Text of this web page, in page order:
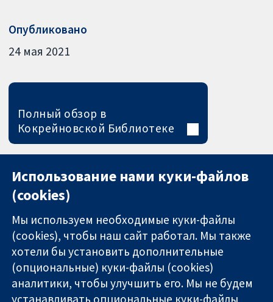
Опубликовано
24 мая 2021
Полный обзор в
Кокрейновской Библиотеке
11-13 Cavendish
Связаться с
Использование нами куки-файлов
(cookies)
Мы используем необходимые куки-файлы
(cookies), чтобы наш сайт работал. Мы также
хотели бы установить дополнительные
(опциональные) куки-файлы (cookies)
аналитики, чтобы улучшить его. Мы не будем
устанавливать опциональные куки-файлы